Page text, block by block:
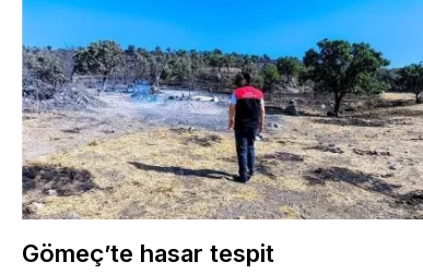
Gömeç’te hasar tespit